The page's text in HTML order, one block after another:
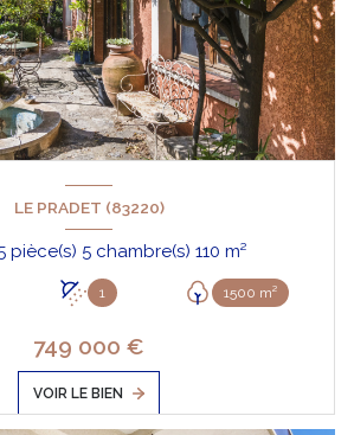
LE PRADET (83220)
Maison 5 pièce(s) 5 chambre(s) 110 m²
1 1500 m²
749 000 €
VOIR LE BIEN